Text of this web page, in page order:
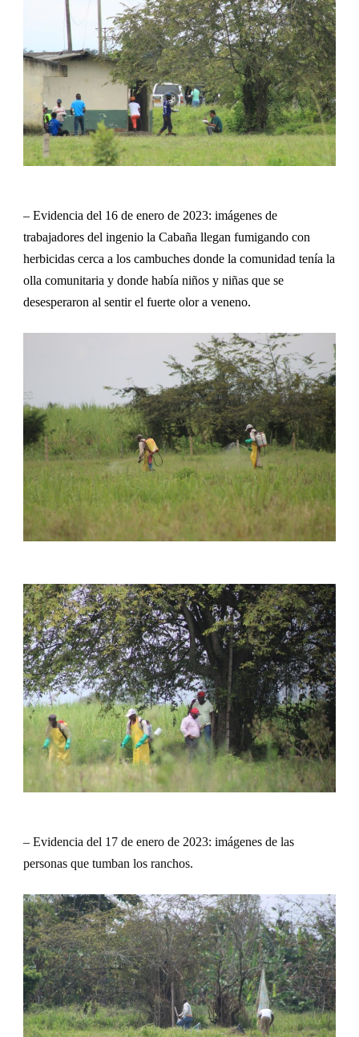
– Evidencia del 16 de enero de 2023: imágenes de
trabajadores del ingenio la Cabaña llegan fumigando con
herbicidas cerca a los cambuches donde la comunidad tenía la
olla comunitaria y donde había niños y niñas que se
desesperaron al sentir el fuerte olor a veneno.
– Evidencia del 17 de enero de 2023: imágenes de las
personas que tumban los ranchos.